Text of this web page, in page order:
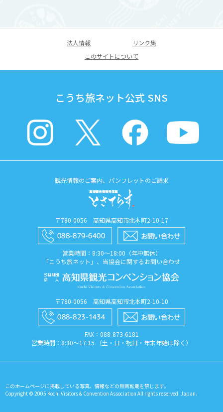
法人情報
リンク集
このサイトについて
こうち旅ネット公式 SNS
観光情報のご案内、パンフレットのご請求
〒780-0056 高知県高知市北本町2-10-17
営業時間：8:30〜18:00（年中無休）
「こうち旅ネット」、当協会に関するお問い合わせ
〒780-0056 高知県高知市北本町2-10-10
FAX：088​-873​-6181
営業時間：8:30〜17:15 （土・日・祝日・年末年始は除く）
このホームページに掲載している写真、情報などの無断転載を禁じます。
Copyright © 2005 Kochi Visitors & Convention Association All rights reserved. Japan.